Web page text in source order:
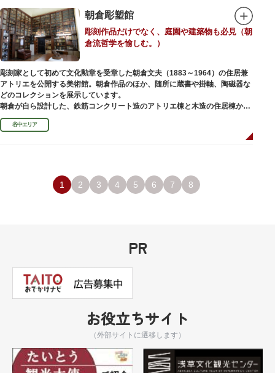
観光客が訪れ、買い物や散策を楽しんでいます。
朝倉彫塑館
彫刻作品だけでなく、庭園や建築物も必見（朝
倉流哲学を愉しむ。）
彫刻家として初めて文化勲章を受章した朝倉文夫（1883～1964）の住居兼
アトリエを公開する美術館。朝倉作品のほか、随所に蔵書や掛軸、陶磁器な
どのコレクションを展示しています。
朝倉が自ら設計した、鉄筋コンクリート造のアトリエ棟と木造の住居棟から
なる建物は、異なる素材が違和感なく調和しています。広く門戸を開放し弟
子を育成した「朝倉彫塑塾」の教育の場としても使われました。巨石と樹木
が濃密な空間を作り出す「五典の池」を中心とした中庭、日本における屋上
値も感じられる施設です。朝倉の芸術思想の特質である自然観を表す庭園
は、その芸術上・観賞上の価値が評価され、敷地全体が「旧朝倉文夫氏庭
谷中エリア
1 2 3 4 5 6 7 8
PR
お役立ちサイト
（外部サイトに遷移します）